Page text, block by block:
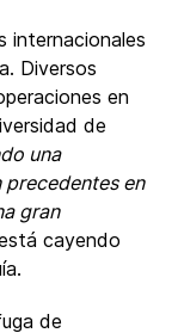
internacionales
Diversos
en
de
una
en
gran
cayendo
de